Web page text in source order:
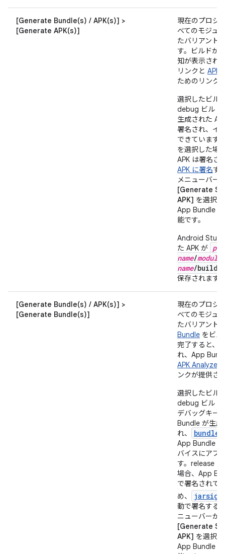
[Generate Bundle(s) / APK(s)] >
[Generate APK(s)]
現在のプロジ
べてのモジュ
たバリアント
す。ビルドが
知が表示され
リンクと APK
ためのリンク
選択したビル
debug ビルド
生成された
署名され、イ
できています
を選択した場
APK は署名さ
APK に署名す
メニューバー
[Generate
APK] を選択
App Bundle
能です。
Android
た APK が
name/module-
name/build/
保存されます
[Generate Bundle(s) / APK(s)] >
[Generate Bundle(s)]
現在のプロジ
べてのモジュ
たバリアント
Bundle をビ
完了すると、
れ、App
APK Analyzer
ンクが提供さ
選択したビル
debug ビルド
デバッグキー
Bundle が生成
れ、
App Bundle
バイスにアプ
す。release
場合、App
で署名されて
め、
動で署名する
ニューバーか
[Generate
APK] を選択
App Bundle